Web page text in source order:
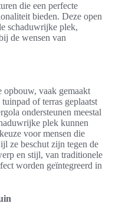
die een perfecte
bieden. Deze open
schaduwrijke plek,
de wensen van
opbouw, vaak gemaakt
of terras geplaatst
ondersteunen meestal
plek kunnen
voor mensen die
ze beschut zijn tegen de
en stijl, van traditionele
worden geïntegreerd in